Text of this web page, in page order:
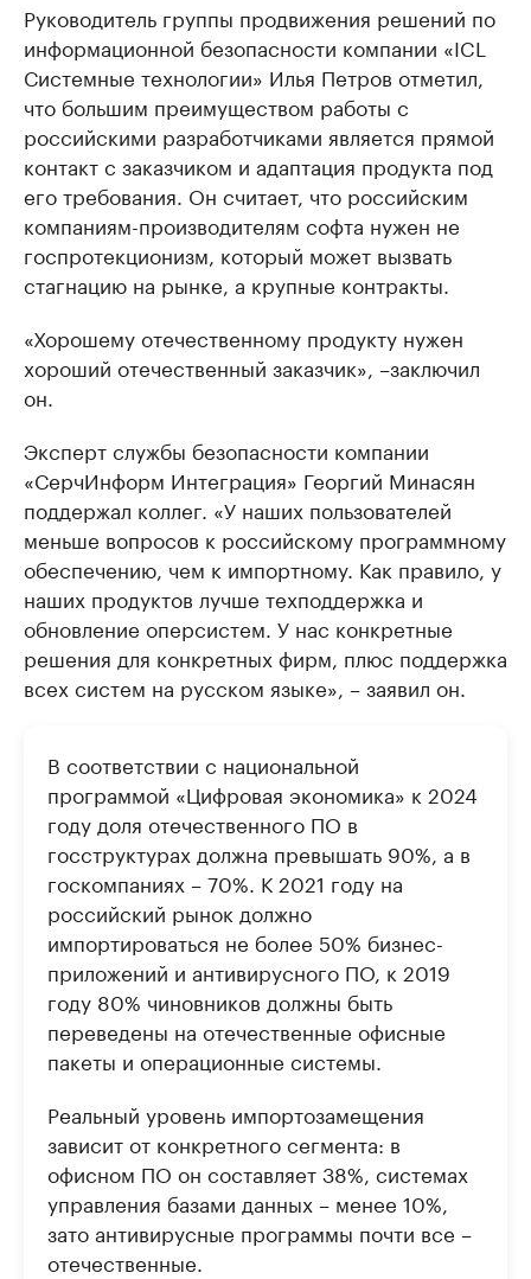
Руководитель группы продвижения решений по
информационной безопасности компании «ICL
Системные технологии» Илья Петров отметил,
что большим преимуществом работы с
российскими разработчиками является прямой
контакт с заказчиком и адаптация продукта под
его требования. Он считает, что российским
компаниям-производителям софта нужен не
госпротекционизм, который может вызвать
стагнацию на рынке, а крупные контракты.
«Хорошему отечественному продукту нужен
хороший отечественный заказчик», –заключил
он.
Эксперт службы безопасности компании
«СерчИнформ Интеграция» Георгий Минасян
поддержал коллег. «У наших пользователей
меньше вопросов к российскому программному
обеспечению, чем к импортному. Как правило, у
наших продуктов лучше техподдержка и
обновление оперсистем. У нас конкретные
решения для конкретных фирм, плюс поддержка
всех систем на русском языке», – заявил он.
В соответствии с национальной
программой «Цифровая экономика» к 2024
году доля отечественного ПО в
госструктурах должна превышать 90%, а в
госкомпаниях – 70%. К 2021 году на
российский рынок должно
импортироваться не более 50% бизнес-
приложений и антивирусного ПО, к 2019
году 80% чиновников должны быть
переведены на отечественные офисные
пакеты и операционные системы.
Реальный уровень импортозамещения
зависит от конкретного сегмента: в
офисном ПО он составляет 38%, системах
управления базами данных – менее 10%,
зато антивирусные программы почти все –
отечественные.